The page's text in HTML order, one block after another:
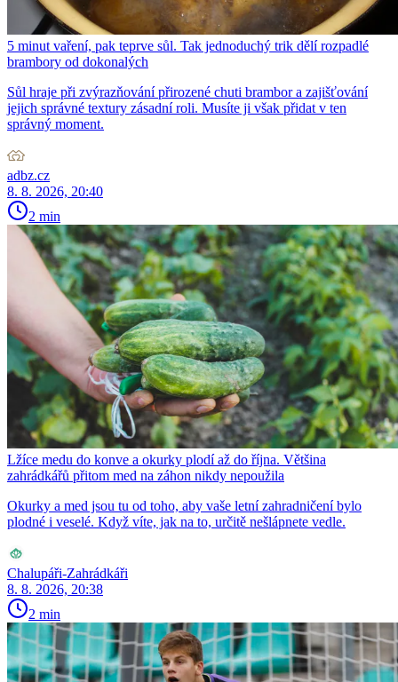
5 minut vaření, pak teprve sůl. Tak jednoduchý trik dělí rozpadlé
brambory od dokonalých
Sůl hraje při zvýrazňování přirozené chuti brambor a zajišťování
jejich správné textury zásadní roli. Musíte ji však přidat v ten
správný moment.
adbz.cz
8. 8. 2026, 20:40
2 min
Lžíce medu do konve a okurky plodí až do října. Většina
zahrádkářů přitom med na záhon nikdy nepoužila
Okurky a med jsou tu od toho, aby vaše letní zahradničení bylo
plodné i veselé. Když víte, jak na to, určitě nešlápnete vedle.
Chalupáři-Zahrádkáři
8. 8. 2026, 20:38
2 min